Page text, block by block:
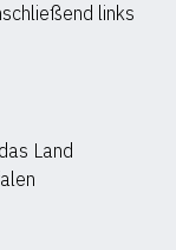
links
Land